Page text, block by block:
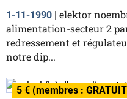
1-11-1990 | elektor
alimentation-secteur 2
redressement et
notre dip...
5 € (membres :